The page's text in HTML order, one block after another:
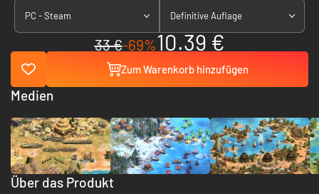
PC - Steam Definitive Auflage
33 €-69%10.39 €
Zum Warenkorb hinzufügen
Über das Produkt
Medien